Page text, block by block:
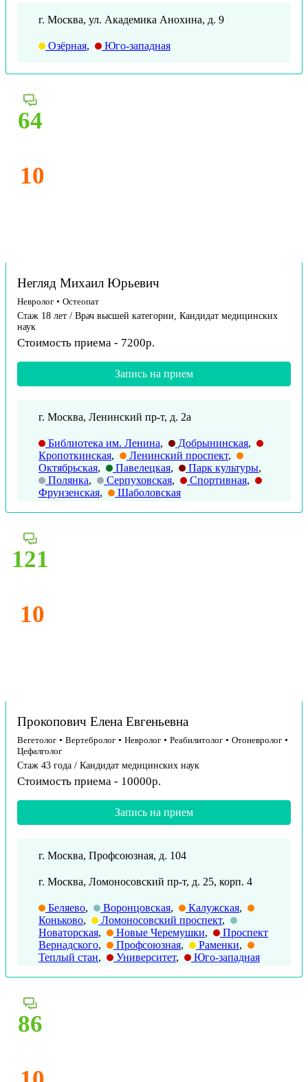
г. Москва, ул. Академика Анохина, д. 9
Озёрная, Юго-западная
64
10
Негляд Михаил Юрьевич
Невролог • Остеопат
Стаж 18 лет / Врач высшей категории, Кандидат медицинских
наук
Стоимость приема - 7200р.
Запись на прием
г. Москва, Ленинский пр-т, д. 2а
Библиотека им. Ленина, Добрынинская,
Кропоткинская, Ленинский проспект,
Октябрьская, Павелецкая, Парк культуры,
Полянка, Серпуховская, Спортивная,
Фрунзенская, Шаболовская
121
10
Прокопович Елена Евгеньевна
Вегетолог • Вертебролог • Невролог • Реабилитолог • Отоневролог •
Цефалголог
Стаж 43 года / Кандидат медицинских наук
Стоимость приема - 10000р.
Запись на прием
г. Москва, Профсоюзная, д. 104
г. Москва, Ломоносовский пр-т, д. 25, корп. 4
Беляево, Воронцовская, Калужская,
Коньково, Ломоносовский проспект,
Новаторская, Новые Черемушки,
Проспект
Вернадского, Профсоюзная, Раменки,
Теплый стан, Университет, Юго-западная
86